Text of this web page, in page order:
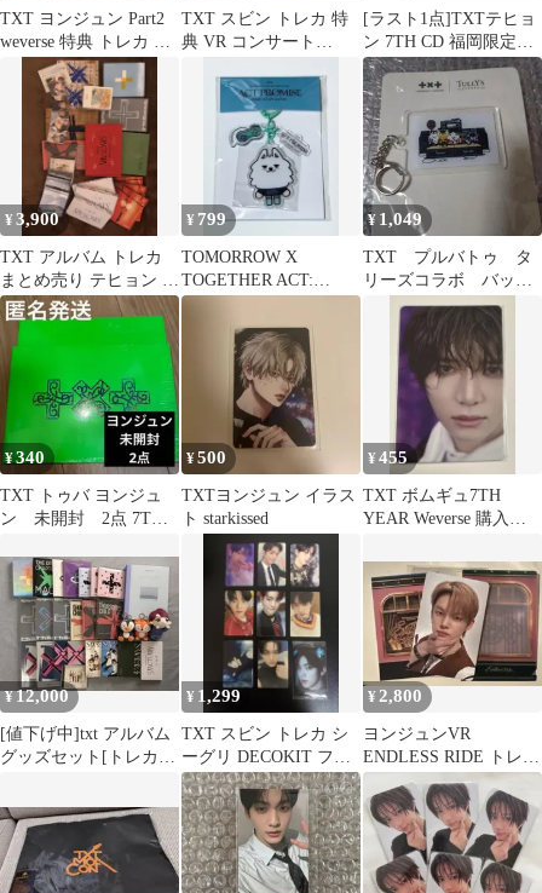
TXT ヨンジュン Part2
weverse 特典 トレカ セ
TXT スビン トレカ 特
典 VR コンサート
[ラスト1点]TXTテヒョ
ン 7TH CD 福岡限定ト
レカ ダゴニャンステッ
カー
¥3,900
TXT アルバム トレカ
まとめ売り テヒョン ア
クスタ
¥ 799
TOMORROW X
TOGETHER ACT:
PROMISE KEYRING
¥ 1,049
TXT プルバトゥ タ
リーズコラボ バッグ
チャーム アクリルキ
ーホルダーのみ
¥340
TXT トゥバ ヨンジュ
ン 未開封 2点 7TH
¥500
TXTヨンジュン イラス
ト starkissed
¥455
TXT ボムギュ7TH
YEAR Weverse 購入特
¥12,000
[値下げ中]txt アルバム
グッズセット[トレカ等
¥ 1,299
TXT スビン トレカ シ
ーグリ DECOKIT フォ
トカードTOMORROW
¥ 2,800
ヨンジュンVR
ENDLESS RIDE トレカ
アグンパン